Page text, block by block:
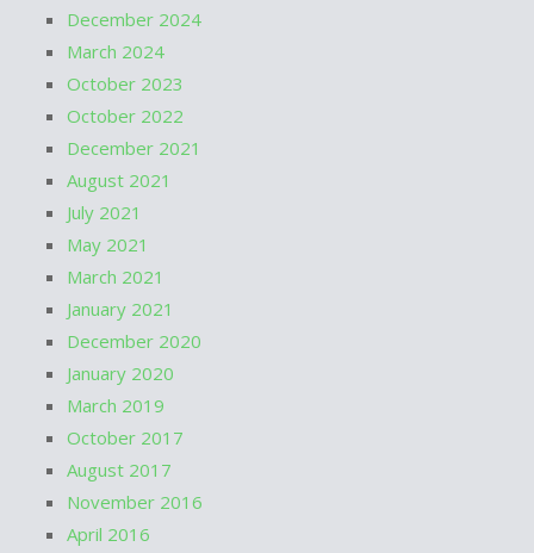
December 2024
March 2024
October 2023
October 2022
December 2021
August 2021
July 2021
May 2021
March 2021
January 2021
December 2020
January 2020
March 2019
October 2017
August 2017
November 2016
April 2016